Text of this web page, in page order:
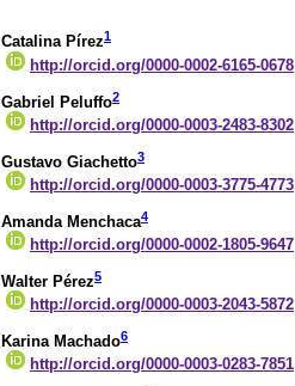
Catalina Pírez1
http://orcid.org/0000-0002-6165-0678
Gabriel Peluffo2
http://orcid.org/0000-0003-2483-8302
Gustavo Giachetto3
http://orcid.org/0000-0003-3775-4773
Amanda Menchaca4
http://orcid.org/0000-0002-1805-9647
Walter Pérez5
http://orcid.org/0000-0003-2043-5872
Karina Machado6
http://orcid.org/0000-0003-0283-7851